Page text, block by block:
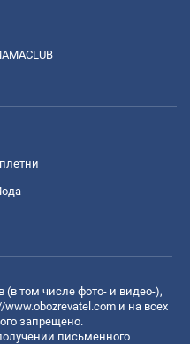
том числе фото- и видео-),
www.obozrevatel.com и на всех
запрещено.
письменного